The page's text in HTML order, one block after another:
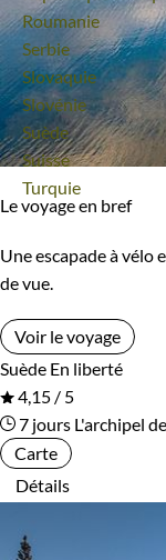
Voyage
Roumanie
Voyage
Serbie
Voyage
Slovaquie
Voyage
Slovénie
Voyage
Suède
Voyage
Suisse
Voyage
Turquie
Itinérant
En étoile
Environnement
Bord de mer et
Neige
Le voyage en bref
Une escapade à vélo
de vue.
Voir le voyage
Suède En liberté
4,15 / 5
7 jours L'archipel
Carte
Détails